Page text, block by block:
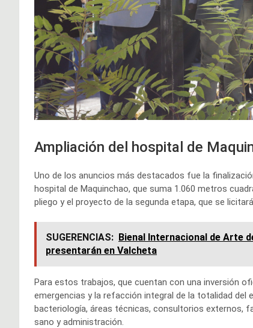
Ampliación del hospital de
Uno de los anuncios más destacados fue la
hospital de Maquinchao, que suma 1.060 metros
pliego y el proyecto de la segunda etapa, que se
SUGERENCIAS: Bienal Internacional de Arte
presentarán en Valcheta
Para estos trabajos, que cuentan con una inversión
emergencias y la refacción integral de la totalidad
bacteriología, áreas técnicas, consultorios externos,
sano y administración.